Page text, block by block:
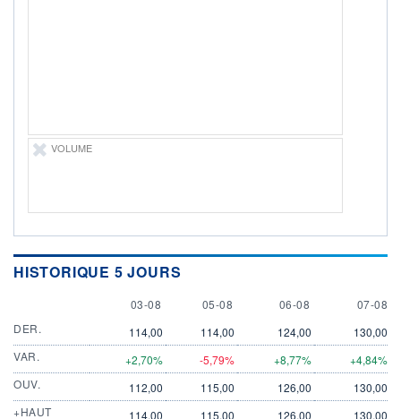
VOLUME
HISTORIQUE 5 JOURS
3 AUGUST
03-08 5 AUGUST
05-08 6 AUGUST
06-08 7
07-08
DER.
114,00 114,00 124,00
130,00
VAR.
+2,70% -5,79% +8,77%
+4,84%
OUV.
112,00 115,00 126,00
130,00
+HAUT
114,00 115,00 126,00
130,00